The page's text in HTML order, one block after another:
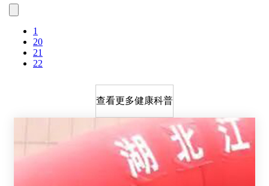
1
20
21
22
查看更多健康科普